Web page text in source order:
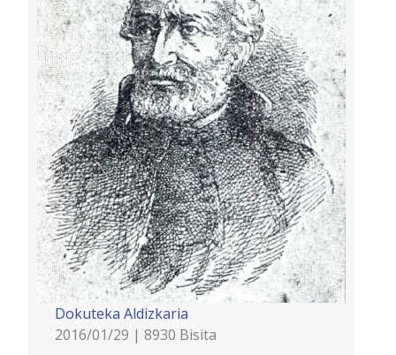
Dokuteka Aldizkaria
2016/01/29 | 8930 Bisita